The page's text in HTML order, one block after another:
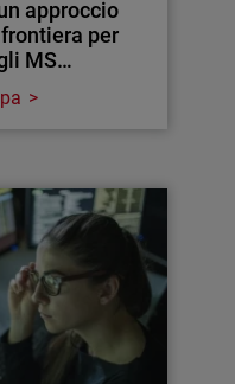
approccio
per
MS…